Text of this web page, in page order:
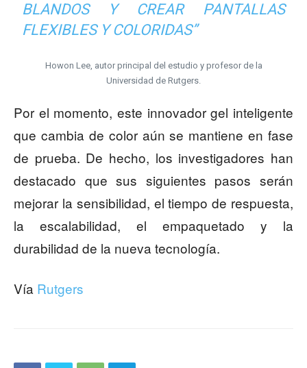
BLANDOS Y CREAR PANTALLAS
FLEXIBLES Y COLORIDAS”
Howon Lee, autor principal del estudio y profesor de la
Universidad de Rutgers.
Por el momento, este innovador gel inteligente
que cambia de color aún se mantiene en fase
de prueba. De hecho, los investigadores han
destacado que sus siguientes pasos serán
mejorar la sensibilidad, el tiempo de respuesta,
la escalabilidad, el empaquetado y la
durabilidad de la nueva tecnología.
Vía Rutgers